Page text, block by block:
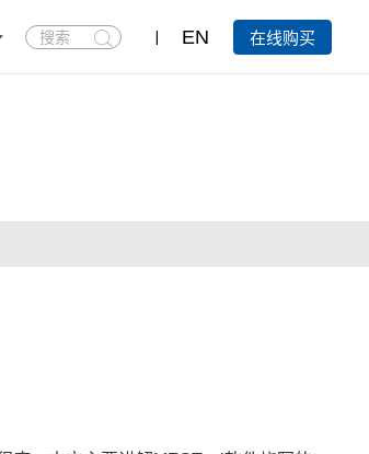
搜
索
EN 在线购买